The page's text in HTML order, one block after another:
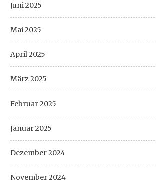
Juni 2025
Mai 2025
April 2025
März 2025
Februar 2025
Januar 2025
Dezember 2024
November 2024